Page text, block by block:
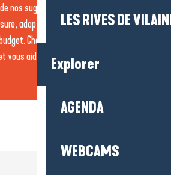
LES RIVES DE
Explorer
AGENDA
WEBCAMS
nos suggestions ou créez votre
adapté à vos besoins, à votre
Chaque proposition est pensée
vous aider à imaginer votre
entre